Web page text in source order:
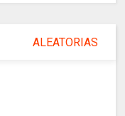
ALEATORIAS